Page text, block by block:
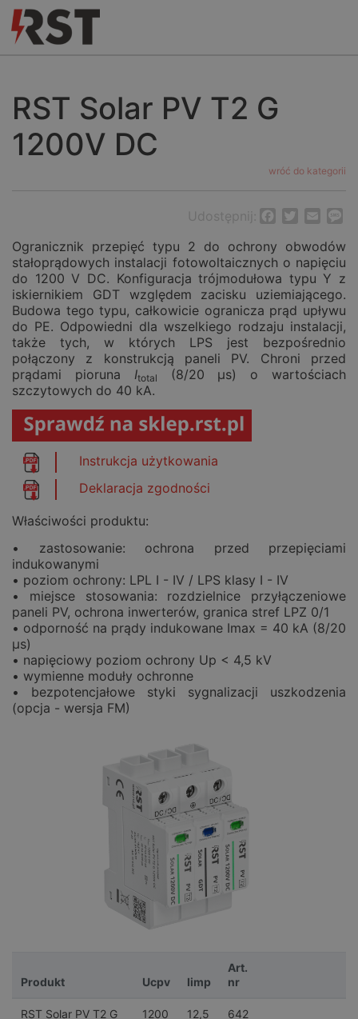
RST Solar PV T2 G
1200V DC
wróć do kategorii
Udostępnij: Facebook
Twitter
Email
Ogranicznik przepięć typu 2 do ochrony obwodów
stałoprądowych instalacji fotowoltaicznych o napięciu
do 1200 V DC. Konfiguracja trójmodułowa typu Y z
iskiernikiem GDT względem zacisku uziemiającego.
Budowa tego typu, całkowicie ogranicza prąd upływu
do PE. Odpowiedni dla wszelkiego rodzaju instalacji,
także tych, w których LPS jest bezpośrednio
połączony z konstrukcją paneli PV. Chroni przed
prądami pioruna Itotal
(8/20 µs) o wartościach
szczytowych do 40 kA.
Instrukcja użytkowania
Deklaracja zgodności
Właściwości produktu:
• zastosowanie: ochrona przed przepięciami
indukowanymi
• poziom ochrony: LPL I - IV / LPS klasy I - IV
• miejsce stosowania: rozdzielnice przyłączeniowe
paneli PV, ochrona inwerterów, granica stref LPZ 0/1
• odporność na prądy indukowane Imax = 40 kA (8/20
µs)
• napięciowy poziom ochrony Up < 4,5 kV
• wymienne moduły ochronne
• bezpotencjałowe styki sygnalizacji uszkodzenia
(opcja - wersja FM)
Produkt Ucpv Iimp
Art.
nr
RST Solar PV T2 G
1200
12,5
642